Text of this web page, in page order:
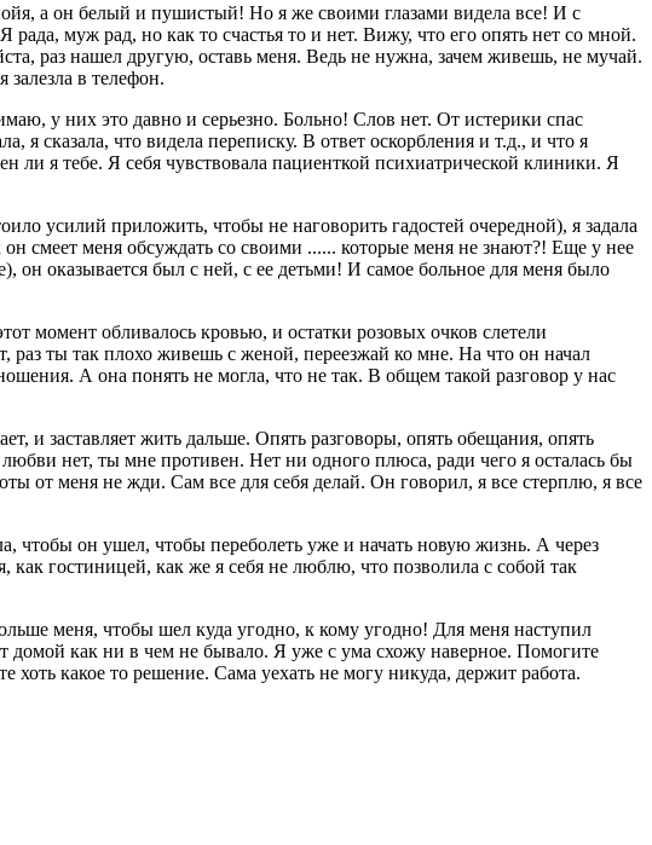
а он белый и пушистый! Но я же своими глазами видела все! И с
рада, муж рад, но как то счастья то и нет. Вижу, что его опять нет со мной.
раз нашел другую, оставь меня. Ведь не нужна, зачем живешь, не мучай.
в телефон.
у них это давно и серьезно. Больно! Слов нет. От истерики спас
сказала, что видела переписку. В ответ оскорбления и т.д., и что я
ли я тебе. Я себя чувствовала пациенткой психиатрической клиники. Я
усилий приложить, чтобы не наговорить гадостей очередной), я задала
смеет меня обсуждать со своими ...... которые меня не знают?! Еще у нее
он оказывается был с ней, с ее детьми! И самое больное для меня было
момент обливалось кровью, и остатки розовых очков слетели
раз ты так плохо живешь с женой, переезжай ко мне. На что он начал
А она понять не могла, что не так. В общем такой разговор у нас
и заставляет жить дальше. Опять разговоры, опять обещания, опять
нет, ты мне противен. Нет ни одного плюса, ради чего я осталась бы
от меня не жди. Сам все для себя делай. Он говорил, я все стерплю, я все
чтобы он ушел, чтобы переболеть уже и начать новую жизнь. А через
гостиницей, как же я себя не люблю, что позволила с собой так
меня, чтобы шел куда угодно, к кому угодно! Для меня наступил
домой как ни в чем не бывало. Я уже с ума схожу наверное. Помогите
какое то решение. Сама уехать не могу никуда, держит работа.